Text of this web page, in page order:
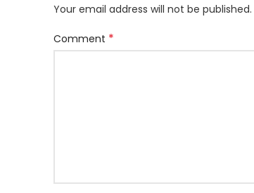
Your email address will not be published.
Comment *